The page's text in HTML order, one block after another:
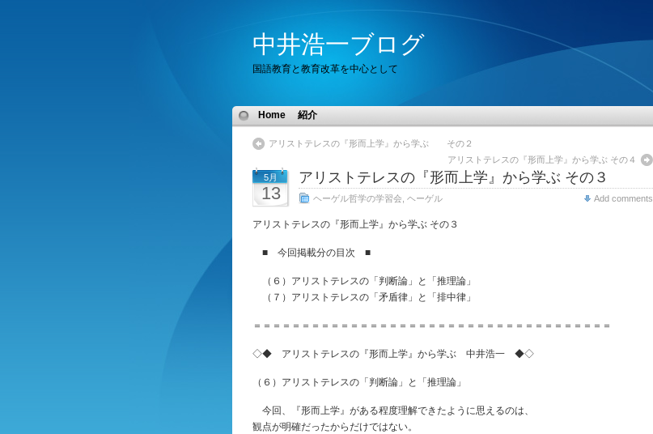
中井浩一ブログ
国語教育と教育改革を中心として
Home 紹介
アリストテレスの『形而上学』から学ぶ その２
アリストテレスの『形而上学』から学ぶ その４
5月
13
アリストテレスの『形而上学』から学ぶ その３
ヘーゲル哲学の学習会 ヘーゲル Add comments
アリストテレスの『形而上学』から学ぶ その３
■ 今回掲載分の目次 ■
（６）アリストテレスの「判断論」と「推理論」
（７）アリストテレスの「矛盾律」と「排中律」
＝＝＝＝＝＝＝＝＝＝＝＝＝＝＝＝＝＝＝＝＝＝＝＝＝＝＝＝＝＝＝＝＝＝＝＝＝
◇◆ アリストテレスの『形而上学』から学ぶ 中井浩一 ◆◇
（６）アリストテレスの「判断論」と「推理論」
今回、『形而上学』がある程度理解できたように思えるのは、
観点が明確だったからだけではない。